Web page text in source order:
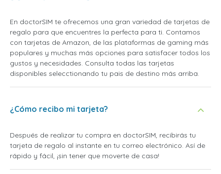
En doctorSIM te ofrecemos una gran variedad de tarjetas de
regalo para que encuentres la perfecta para ti. Contamos
con tarjetas de Amazon, de las plataformas de gaming más
populares y muchas más opciones para satisfacer todos los
gustos y necesidades. Consulta todas las tarjetas
disponibles selecctionando tu pais de destino más arriba.
¿Cómo recibo mi tarjeta?
Después de realizar tu compra en doctorSIM, recibirás tu
tarjeta de regalo al instante en tu correo electrónico. Así de
rápido y fácil, ¡sin tener que moverte de casa!